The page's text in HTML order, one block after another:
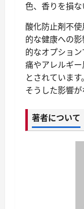
色、香りを損な
酸化防止剤不
的な健康への
的なオプショ
痛やアレルギ
とされています
そうした影響が
著者について